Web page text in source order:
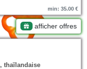
min: 35.00 €
afficher offres
thaïlandaise